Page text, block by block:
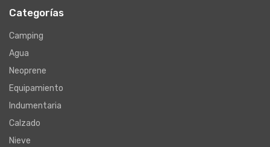
Categorías
Camping
Agua
Neoprene
Equipamiento
Indumentaria
Calzado
Nieve